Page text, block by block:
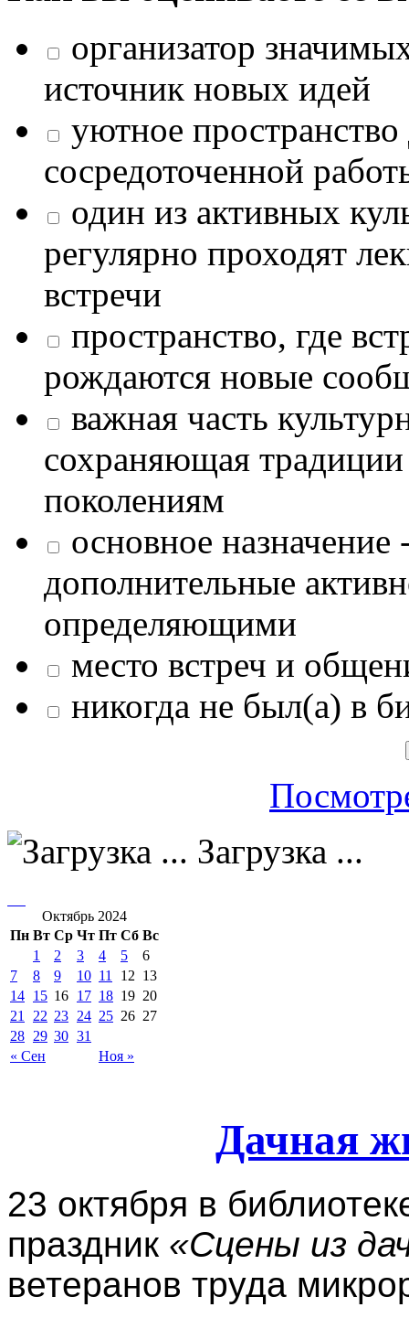
организатор
источник новых идей
уютное
сосредоточенной
один из активных
регулярно проходят
встречи
пространство, где
рождаются новые
важная часть
сохраняющая
поколениям
основное назначение
дополнительные
определяющими
место встреч и
никогда не был(а) в
Загрузка ...
Октябрь 2024
Пн Вт Ср Чт Пт Сб Вс
« Сен Ноя »
1 2 3 4 5
6
7
8 9 10 11 12 13
14 15 16 17 18 19 20
21
22 23 24 25 26 27
28 29 30 31
Дачная
23 октября в
праздник «Сцены из
ветеранов труда